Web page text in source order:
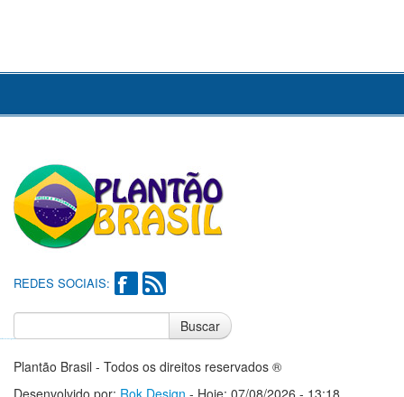
REDES SOCIAIS:
Buscar
Plantão Brasil - Todos os direitos reservados ®